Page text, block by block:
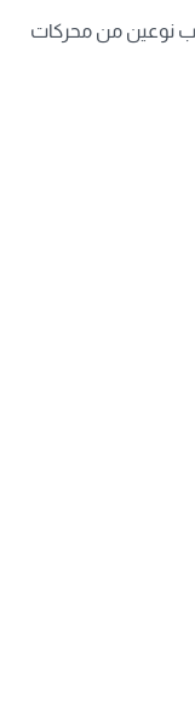
نوعين من محركات